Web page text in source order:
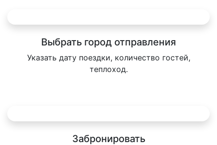
Выбрать город отправления
Указать дату поездки, количество гостей,
теплоход.
Забронировать